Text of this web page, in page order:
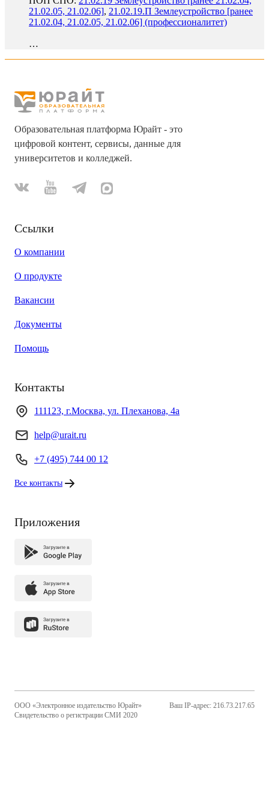
21.02.05, 21.02.06], 21.02.19.П Землеустройство [ранее
21.02.04, 21.02.05, 21.02.06] (профессионалитет)
…
Образовательная платформа Юрайт - это
цифровой контент, сервисы, данные для
университетов и колледжей.
Ссылки
О компании
О продукте
Вакансии
Документы
Помощь
Контакты
111123, г.Москва, ул. Плеханова, 4а
help@urait.ru
+7 (495) 744 00 12
Все контакты
Приложения
ООО «Электронное издательство Юрайт»
Свидетельство о регистрации СМИ 2020
Ваш IP-адрес: 216.73.217.65